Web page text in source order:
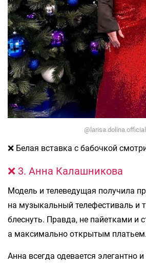
@larisa.dolina.official
❌ Белая вставка с бабочкой
❌ 3. Анна Калашникова
Модель и телеведущая получила
на музыкальный телефестиваль и
блеснуть. Правда, не пайетками и
а максимально открытым платьем.
Анна всегда одевается элегантно